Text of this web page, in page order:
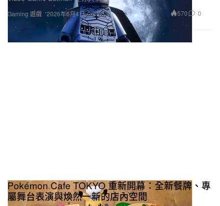
Gaming 遊戲 2026年6月4日 570 0
Pokémon Cafe TOKYO 重新開幕：全新餐牌、專
屬舞台表演與煥然一新的店內空間